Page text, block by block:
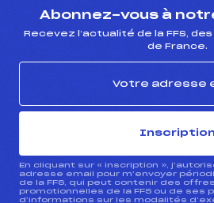
Abonnez-vous à
Recevez l’actualité de la FFS,
de France.
Inscription
En cliquant sur « inscription »,
adresse email pour m’envoyer
de la FFS, qui peut contenir des
promotionnelles de la FFS ou de ses
d’informations sur les modalités